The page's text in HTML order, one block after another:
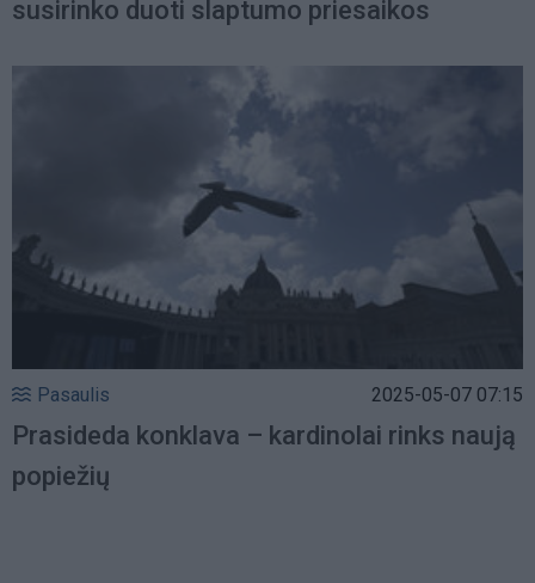
susirinko duoti slaptumo priesaikos
Pasaulis 2025-05-07 07:15
Prasideda konklava – kardinolai rinks naują
popiežių